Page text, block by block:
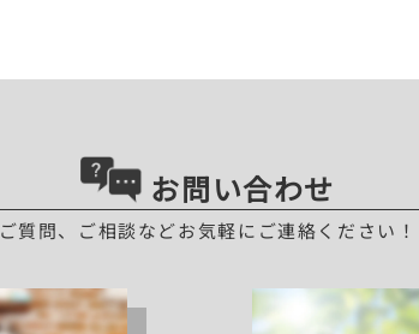
お問い合わせ
ご質問、ご相談などお気軽に ご連絡ください！